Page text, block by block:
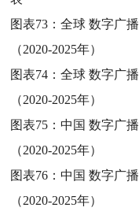
图表73：全球 数字广
（2020-2025年）
图表74：全球 数字广
（2020-2025年）
图表75：中国 数字广
（2020-2025年）
图表76：中国 数字广
（2020-2025年）